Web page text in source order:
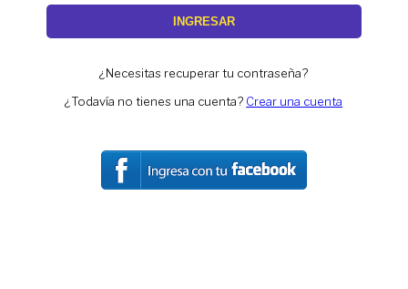
INGRESAR
¿Necesitas recuperar tu contraseña?
¿Todavía no tienes una cuenta? Crear una cuenta